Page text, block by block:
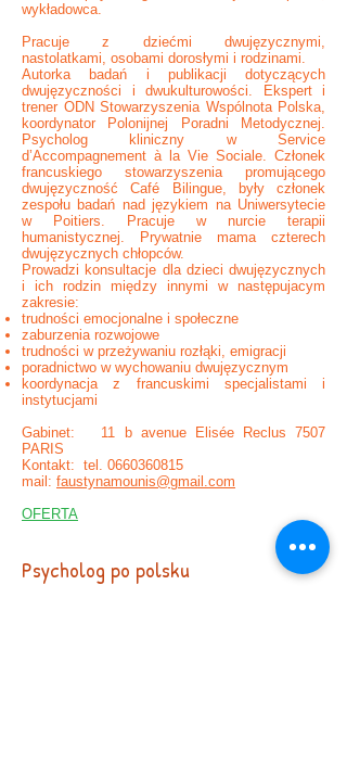
wykładowca.
Pracuje z dziećmi dwujęzycznymi,
nastolatkami, osobami dorosłymi i rodzinami.
Autorka badań i publikacji dotyczących
dwujęzyczności i dwukulturowości. Ekspert i
trener ODN Stowarzyszenia Wspólnota Polska,
koordynator Polonijnej Poradni Metodycznej.
Psycholog kliniczny w Service
d’Accompagnement à la Vie Sociale. Członek
francuskiego stowarzyszenia promującego
dwujęzyczność Café Bilingue, były członek
zespołu badań nad językiem na Uniwersytecie
w Poitiers. Pracuje w nurcie terapii
humanistycznej. Prywatnie mama czterech
dwujęzycznych chłopców.
Prowadzi konsultacje dla dzieci dwujęzycznych
i ich rodzin między innymi w następujacym
zakresie:
trudności emocjonalne i społeczne
zaburzenia rozwojowe
trudności w przeżywaniu rozłąki, emigracji
poradnictwo w wychowaniu dwujęzycznym
koordynacja z francuskimi specjalistami i
instytucjami
Gabinet: 11 b avenue Elisée Reclus 7507
PARIS
Kontakt: tel. 0660360815
mail: faustynamounis@gmail.com
OFERTA
Psycholog po polsku